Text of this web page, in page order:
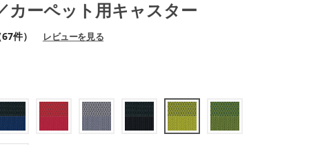
カーペット用キャスター
67件） レビューを見る